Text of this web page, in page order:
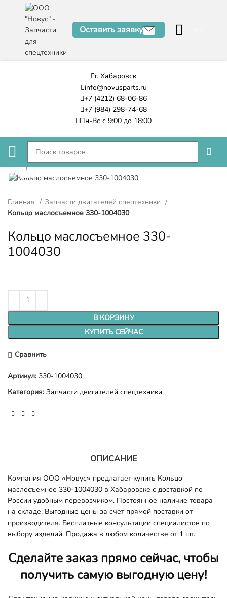
Оставить заявку
г. Хабаровск
info@novusparts.ru
+7 (4212) 68-06-86
+7 (984) 298-74-68
Пн-Вс с 9:00 до 18:00
Нажмите, чтобы увеличить
Главная
Запчасти двигателей спецтехники
Кольцо маслосъемное 330-1004030
Кольцо маслосъемное 330-
1004030
В КОРЗИНУ
КУПИТЬ СЕЙЧАС
Сравнить
Артикул: 330-1004030
Категория: Запчасти двигателей спецтехники
ОПИСАНИЕ
Компания ООО «Новус» предлагает купить Кольцо
маслосъемное 330-1004030 в Хабаровске с доставкой по
России удобным перевозчиком. Постоянное наличие товара
на складе. Выгодные цены за счет прямой поставки от
производителя. Бесплатные консультации специалистов по
выбору изделий. Продажа в любом количестве от 1 шт.
Сделайте заказ прямо сейчас, чтобы
получить самую выгодную цену!